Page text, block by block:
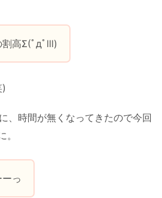
割高Σ(ﾟдﾟlll)
、時間が無くなってきたので今回
っ